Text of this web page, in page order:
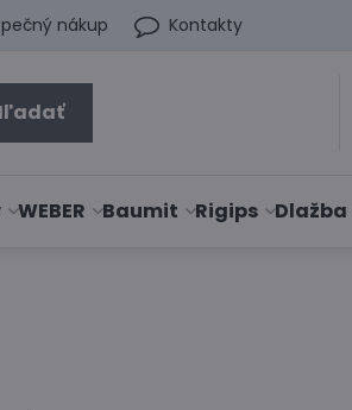
nákup Kontakty
WEBER Baumit Rigips Dlažba